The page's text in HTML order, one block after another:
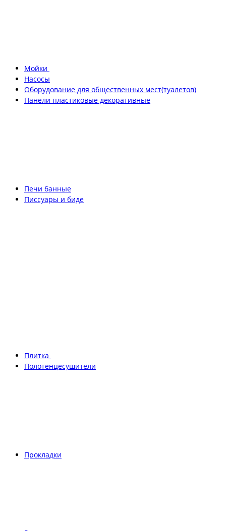
Мойки
Насосы
Оборудование для общественных мест(туалетов)
Панели пластиковые декоративные
Печи банные
Писсуары и биде
Плитка
Полотенцесушители
Прокладки